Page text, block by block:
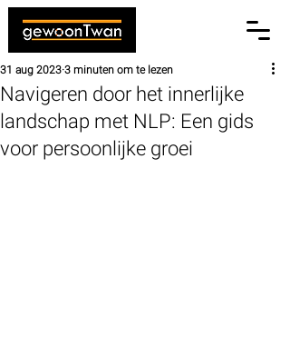
Navigeren door het innerlijke
landschap met NLP: Een gids
voor persoonlijke groei
31 aug 2023 3 minuten om te lezen